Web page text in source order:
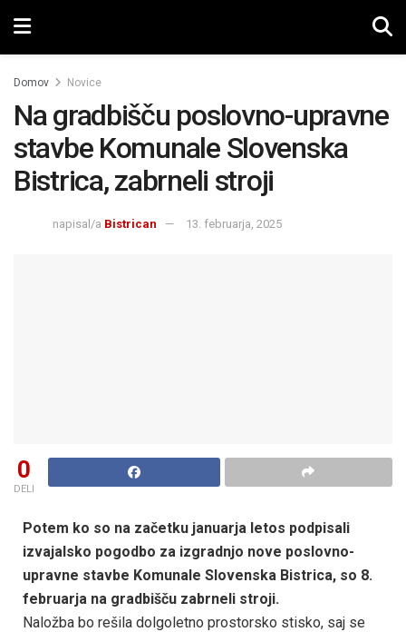
Domov Novice
Na gradbišču poslovno-upravne
stavbe Komunale Slovenska
Bistrica, zabrneli stroji
napisal/a Bistrican 13. februarja, 2025
0
DELI
Potem ko so na začetku januarja letos podpisali
izvajalsko pogodbo za izgradnjo nove poslovno-
upravne stavbe Komunale Slovenska Bistrica, so 8.
februarja na gradbišču zabrneli stroji.
Naložba bo rešila dolgoletno prostorsko stisko, saj se